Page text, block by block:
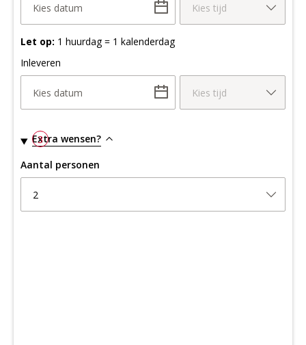
Kies datum Kies tijd
Let op: 1 huurdag = 1 kalenderdag
Inleveren
Kies datum Kies tijd
3
Extra wensen?
Aantal personen
2